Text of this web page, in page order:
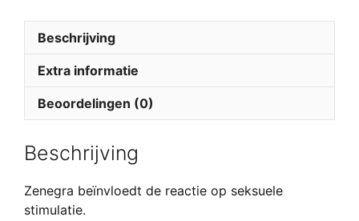
Beschrijving
Extra informatie
Beoordelingen (0)
Beschrijving
Zenegra beïnvloedt de reactie op seksuele
stimulatie.